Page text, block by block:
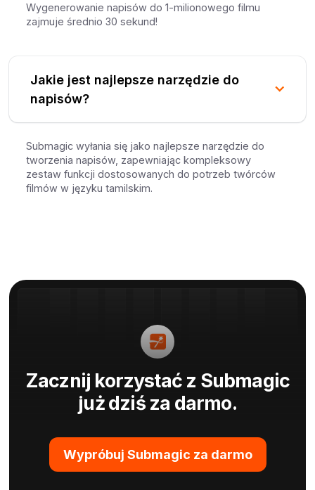
Wygenerowanie napisów do 1-milionowego filmu
zajmuje średnio 30 sekund!
Jakie jest najlepsze narzędzie do
napisów?
Submagic wyłania się jako najlepsze narzędzie do
tworzenia napisów, zapewniając kompleksowy
zestaw funkcji dostosowanych do potrzeb twórców
filmów w języku tamilskim.
Zacznij korzystać z Submagic
już dziś za darmo.
Wypróbuj Submagic za darmo